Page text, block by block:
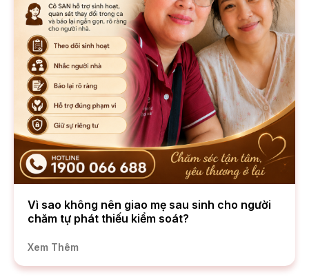
Vì sao không nên giao mẹ sau sinh cho người
chăm tự phát thiếu kiểm soát?
Xem Thêm